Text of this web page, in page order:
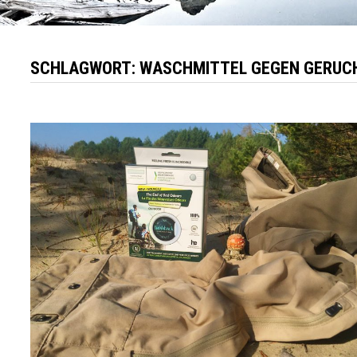
SCHLAGWORT:WASCHMITTEL GEGEN